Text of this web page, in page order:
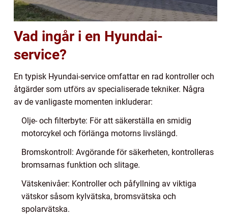
Vad ingår i en Hyundai-
service?
En typisk Hyundai-service omfattar en rad kontroller och
åtgärder som utförs av specialiserade tekniker. Några
av de vanligaste momenten inkluderar:
Olje- och filterbyte: För att säkerställa en smidig
motorcykel och förlänga motorns livslängd.
Bromskontroll: Avgörande för säkerheten, kontrolleras
bromsarnas funktion och slitage.
Vätskenivåer: Kontroller och påfyllning av viktiga
vätskor såsom kylvätska, bromsvätska och
spolarvätska.